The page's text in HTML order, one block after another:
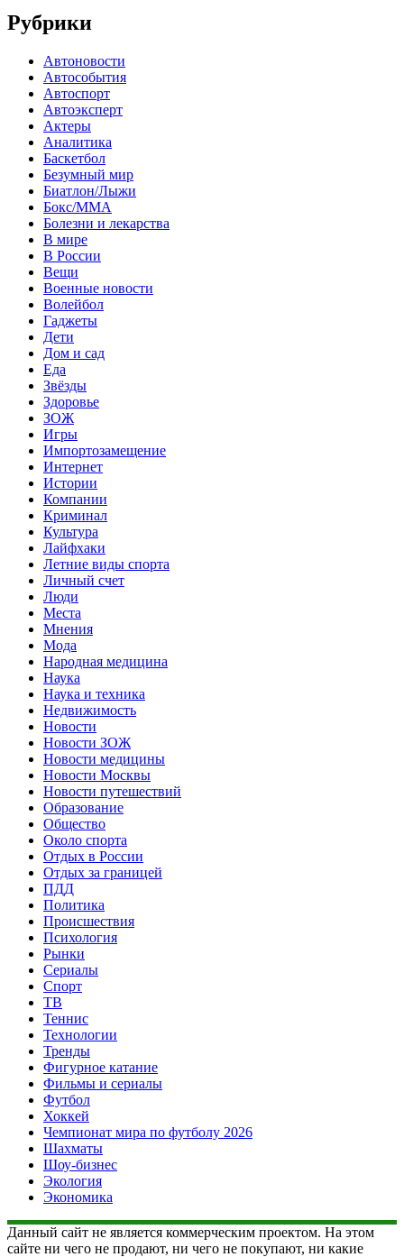
Рубрики
Автоновости
Автособытия
Автоспорт
Автоэксперт
Актеры
Аналитика
Баскетбол
Безумный мир
Биатлон/Лыжи
Бокс/MMA
Болезни и лекарства
В мире
В России
Вещи
Военные новости
Волейбол
Гаджеты
Дети
Дом и сад
Еда
Звёзды
Здоровье
ЗОЖ
Игры
Импортозамещение
Интернет
Истории
Компании
Криминал
Культура
Лайфхаки
Летние виды спорта
Личный счет
Люди
Места
Мнения
Мода
Народная медицина
Наука
Наука и техника
Недвижимость
Новости
Новости ЗОЖ
Новости медицины
Новости Москвы
Новости путешествий
Образование
Общество
Около спорта
Отдых в России
Отдых за границей
ПДД
Политика
Происшествия
Психология
Рынки
Сериалы
Спорт
ТВ
Теннис
Технологии
Тренды
Фигурное катание
Фильмы и сериалы
Футбол
Хоккей
Чемпионат мира по футболу 2026
Шахматы
Шоу-бизнес
Экология
Экономика
Данный сайт не является коммерческим проектом. На этом
сайте ни чего не продают, ни чего не покупают, ни какие